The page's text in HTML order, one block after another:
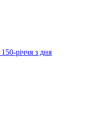
річчя з дня